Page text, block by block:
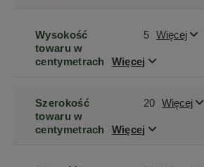
Wysokość
towaru w
centymetrach
Więcej
5 Więcej
Szerokość
towaru w
centymetrach
Więcej
20 Więcej